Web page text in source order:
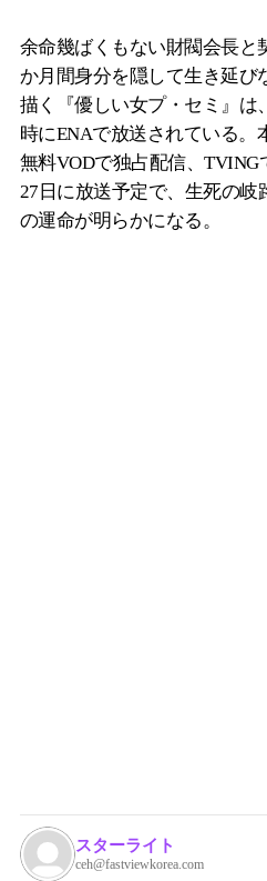
余命幾ばくもない財閥会長と
か月間身分を隠して生き延び
描く『優しい女プ・セミ』は
時にENAで放送されている。
無料VODで独占配信、
27日に放送予定で、生死の
の運命が明らかになる。
スターライト
ceh@fastviewkorea.com